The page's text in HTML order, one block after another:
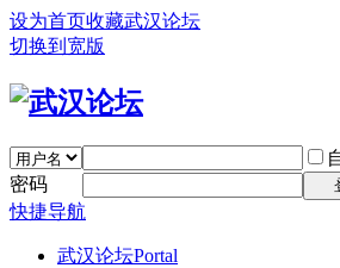
设为首页收藏武汉论坛
切换到宽版
密码
快捷导航
武汉论坛Portal